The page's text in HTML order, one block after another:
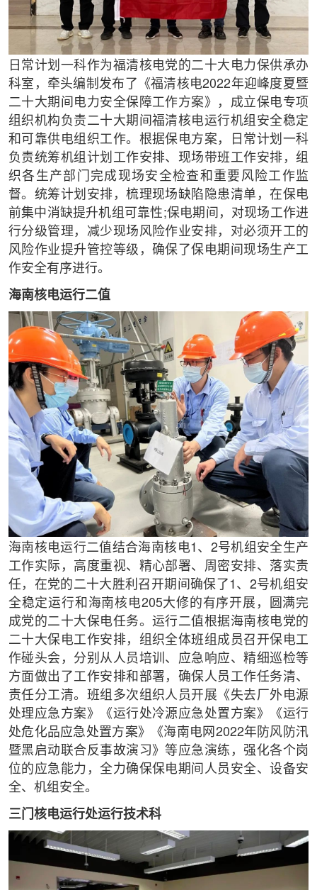
日常计划一科作为福清核电党的二十大电力保供承办
科室，牵头编制发布了《福清核电2022年迎峰度夏暨
二十大期间电力安全保障工作方案》，成立保电专项
组织机构负责二十大期间福清核电运行机组安全稳定
和可靠供电组织工作。根据保电方案，日常计划一科
负责统筹机组计划工作安排、现场带班工作安排，组
织各生产部门完成现场安全检查和重要风险工作监
督。统筹计划安排，梳理现场缺陷隐患清单，在保电
前集中消缺提升机组可靠性;保电期间，对现场工作进
行分级管理，减少现场风险作业安排，对必须开工的
风险作业提升管控等级，确保了保电期间现场生产工
作安全有序进行。
海南核电运行二值
海南核电运行二值结合海南核电1、2号机组安全生产
工作实际，高度重视、精心部署、周密安排、落实责
任，在党的二十大胜利召开期间确保了1、2号机组安
全稳定运行和海南核电205大修的有序开展，圆满完
成党的二十大保电任务。运行二值根据海南核电党的
二十大保电工作安排，组织全体班组成员召开保电工
作碰头会，分别从人员培训、应急响应、精细巡检等
方面做出了工作安排和部署，确保人员工作任务清、
责任分工清。班组多次组织人员开展《失去厂外电源
处理应急方案》《运行处冷源应急处置方案》《运行
处危化品应急处置方案》《海南电网2022年防风防汛
暨黑启动联合反事故演习》等应急演练，强化各个岗
位的应急能力，全力确保保电期间人员安全、设备安
全、机组安全。
三门核电运行处运行技术科